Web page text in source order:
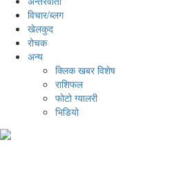
विचार/ब्लग
खेलकुद
रोचक
अन्य
क्लिक खबर विशेष
राशिफल
फोटो ग्यालरी
भिडियो